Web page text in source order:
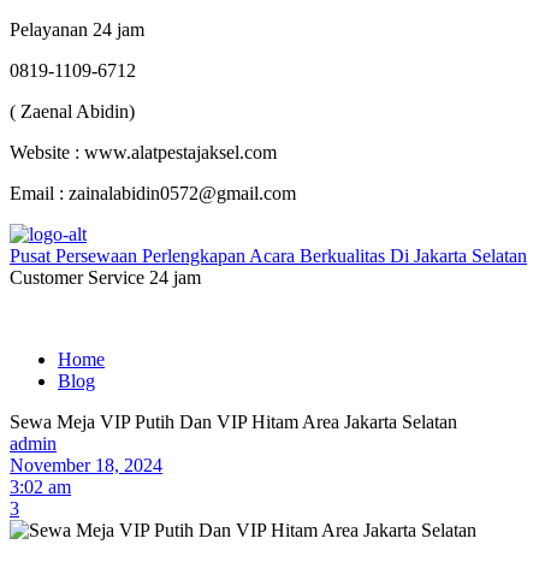
Pelayanan 24 jam
0819-1109-6712
( Zaenal Abidin)
Website : www.alatpestajaksel.com
Email : zainalabidin0572@gmail.com
Pusat Persewaan Perlengkapan Acara Berkualitas Di Jakarta Selatan
Customer Service 24 jam
Home
Blog
Sewa Meja VIP Putih Dan VIP Hitam Area Jakarta Selatan
admin
November 18, 2024
3:02 am
3